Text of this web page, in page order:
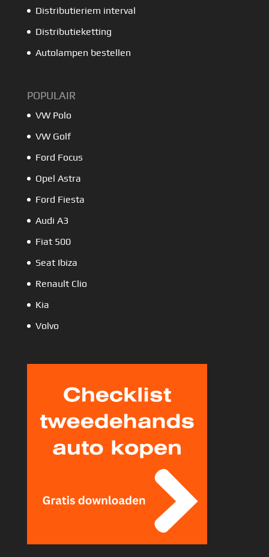
Distributieriem interval
Distributieketting
Autolampen bestellen
POPULAIR
VW Polo
VW Golf
Ford Focus
Opel Astra
Ford Fiesta
Audi A3
Fiat 500
Seat Ibiza
Renault Clio
Kia
Volvo